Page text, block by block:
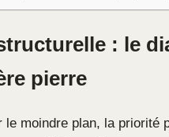
: le
pierre
le moindre plan, la priorité